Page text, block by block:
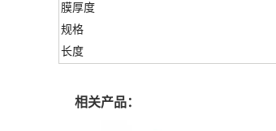
膜厚度
规格
长度
相关产品：